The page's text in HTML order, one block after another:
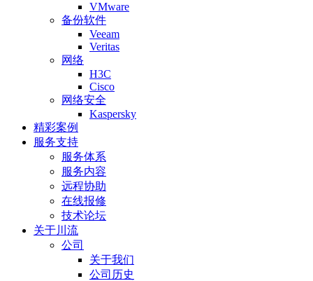
VMware
备份软件
Veeam
Veritas
网络
H3C
Cisco
网络安全
Kaspersky
精彩案例
服务支持
服务体系
服务内容
远程协助
在线报修
技术论坛
关于川流
公司
关于我们
公司历史